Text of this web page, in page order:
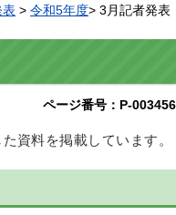
表 > 令和5年度> 3月記者発表
ページ番号：P-003456
資料を掲載しています。